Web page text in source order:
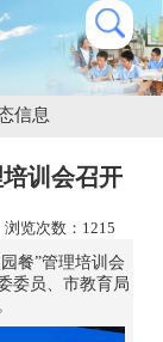
信息
训会召开
浏览次数：1215
餐”管理培训会
委员、市教育局